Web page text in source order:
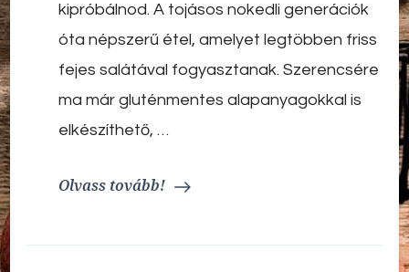
kipróbálnod. A tojásos nokedli generációk
óta népszerű étel, amelyet legtöbben friss
fejes salátával fogyasztanak. Szerencsére
ma már gluténmentes alapanyagokkal is
elkészíthető, …
Olvass tovább!